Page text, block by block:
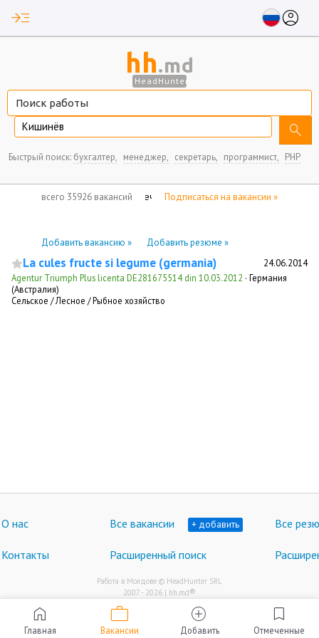
read_more account_circle
hh.md
HeadHunter
Кишинёв search
Быстрый поиск: бухгалтер, менеджер, секретарь, программист, PHP
всего 35926 вакансий Подписаться на вакансии »
нет отмеченных вакансий
Добавить вакансию » Добавить резюме »
La cules fructe si legume (germania) 24.06.2014
Agentur Triumph Plus licenta DE281675514 din 10.03.2012 · Германия
(Австралия)
Сельское / Лесное / Рыбное хозяйство
home
Главная
work
Вакансии
add_circle
Добавить
bookmark
Отмеченные
О нас Все вакансии + добавить Все
Контакты Расширенный поиск
Работа в Молдове © HeadHunter SRL
2007 - 2026 | hh.md®